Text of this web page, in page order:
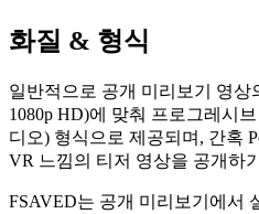
화질 & 형식
일반적으로 공개 미리보기 영상
1080p HD)에 맞춰 프로그레시
디오) 형식으로 제공되며, 간혹
VR 느낌의 티저 영상을 공개하
FSAVED는 공개 미리보기에서